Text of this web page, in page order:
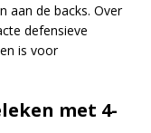
aan de backs. Over
defensieve
is voor
met 4-